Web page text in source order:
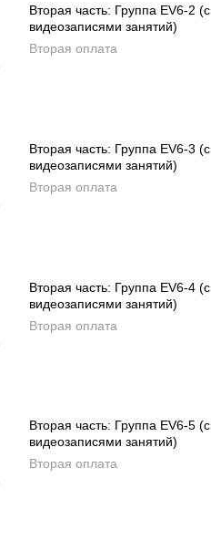
ДОБАВИТЬ В КОРЗИНУ
Вторая часть: Группа EV6-2 (с
видеозаписями занятий)
Вторая оплата
ДОБАВИТЬ В КОРЗИНУ
Вторая часть: Группа EV6-3 (с
видеозаписями занятий)
Вторая оплата
ДОБАВИТЬ В КОРЗИНУ
Вторая часть: Группа EV6-4 (с
видеозаписями занятий)
Вторая оплата
Вторая часть: Группа EV6-5 (с
видеозаписями занятий)
Вторая оплата